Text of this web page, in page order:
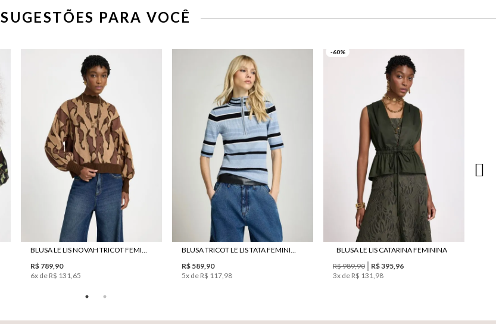
SUGESTÕES PARA VOCÊ
BLUSA LE LIS NOVAH TRICOT FEMININA
R$ 789,90
6x de R$ 131,65
BLUSA TRICOT LE LIS TATA FEMININA
R$ 589,90
5x de R$ 117,98
-60%
BLUSA LE LIS CATARINA FEMININA
R$ 989,90
R$ 395,96
3x de R$ 131,98